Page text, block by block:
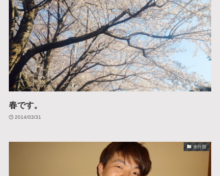
春です。
2014/03/31
未分類